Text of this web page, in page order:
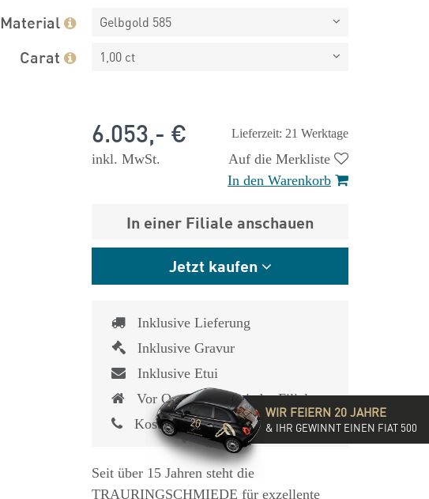
Material Gelbgold 585
Carat 1,00 ct
Lieferzeit: 21 Werktage
6.053,- €
inkl. MwSt.
Auf die Merkliste
In den Warenkorb
In einer Filiale anschauen
Jetzt kaufen
Inklusive Lieferung
Inklusive Gravur
Inklusive Etui
Vor Ort Service in jeder Filiale
Kostenlose Service-Hotline
Seit über 15 Jahren steht die
TRAURINGSCHMIEDE für exzellente
WIR FEIERN 20 JAHRE
& IHR GEWINNT EINEN FIAT 500